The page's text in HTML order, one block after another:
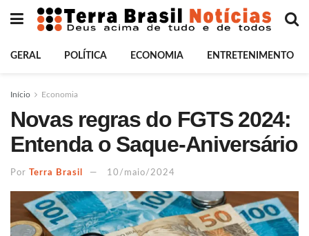
GERAL POLÍTICA ECONOMIA ENTRETENIMENTO
Início Economia
Novas regras do FGTS 2024:
Entenda o Saque-Aniversário
Por Terra Brasil 10/maio/2024